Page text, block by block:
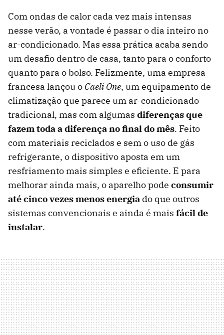
Com ondas de calor cada vez mais intensas
nesse verão, a vontade é passar o dia inteiro no
ar-condicionado. Mas essa prática acaba sendo
um desafio dentro de casa, tanto para o conforto
quanto para o bolso. Felizmente, uma empresa
francesa lançou o Caeli One, um equipamento de
climatização que parece um ar-condicionado
tradicional, mas com algumas diferenças que
fazem toda a diferença no final do mês. Feito
com materiais reciclados e sem o uso de gás
refrigerante, o dispositivo aposta em um
resfriamento mais simples e eficiente. E para
melhorar ainda mais, o aparelho pode consumir
até cinco vezes menos energia do que outros
sistemas convencionais e ainda é mais fácil de
instalar.